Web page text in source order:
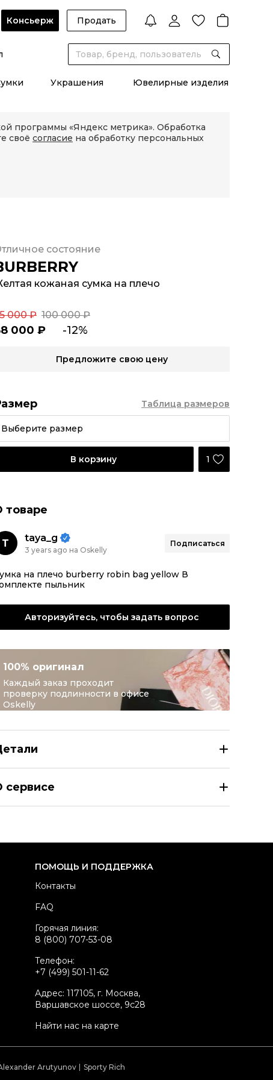
Консьерж Продать
Украшения Ювелирные изделия
программы «Яндекс метрика». Обработка
своё согласие на обработку персональных
кожаная сумка на плечо
состояние
000 ₽ -12%
000 ₽ 100 000 ₽
Предложите свою цену
Выберите размер
Таблица размеров
В корзину 1
товаре
T taya_g
3 years ago на Oskelly
Подписаться
на плечо burberry robin bag yellow В
пыльник
Авторизуйтесь, чтобы задать вопрос
100% оригинал
Каждый заказ проходит
проверку подлинности в офисе
Oskelly
ручки
товара
ID
сервисе
ПОМОЩЬ И ПОДДЕРЖКА
Контакты
FAQ
Горячая линия:
8 (800) 707-53-08
Телефон:
+7 (499) 501-11-62
Адрес: 117105, г. Москва,
Варшавское шоссе, 9с28
Найти нас на карте
Arutyunov Sporty Rich